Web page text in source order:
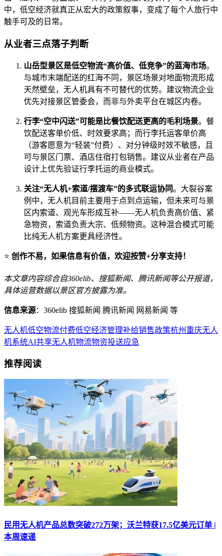
中，低空经济就真正从宏大的政策叙事，变成了每个人旅行中
触手可及的日常。
从业者三点落子判断
山岳型景区是低空物流“高价值、低竞争”的蓝海市场。
与城市末端配送的红海不同，景区场景对地面物流形成
天然壁垒，无人机具有不可替代的优势。建议物流企业
优先对接景区管委会，而非与外卖平台在城区内卷。
行李“空中闪送”可能是比餐饮配送更高的毛利场景。餐
饮配送客单价低、时效要求高；而行李托运客单价高
（游客愿意为“轻装”付费）、对分钟级时效不敏感，且
可与景区门票、酒店住宿打包销售。建议从业者在产品
设计上优先验证行李托运的商业模式。
关注“无人机+索道/摆渡车”的多式联运协同。大裂谷案
例中，无人机目前主要用于点到点运输，但未来可与景
区内索道、观光车形成互补——无人机负责高价值、紧
急物资，索道负责大宗、低频物资。这种混合模式可能
比纯无人机方案更具经济性。
⭐ 创作不易，如果信息有价值，欢迎按赞+分享支持！
本文章内容综合自360elib、搜狐新闻、腾讯新闻等公开报道，
具体运营数据以景区官方披露为准。
信息来源：360elib 搜狐新闻 腾讯新闻 网易新闻 等
无人机低空物流付费低空经济管理补给销售政策杭州 重庆无人
机系统AI共享无人机物流物资投送应急
推荐阅读
民用无人机产品总数突破272万架；沃兰特获17.5亿美元订单 |
本周速递